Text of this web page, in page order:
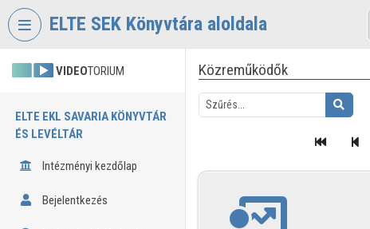
Fejléc kihagyása
ELTE SEK Könyvtára aloldala
VIDEOTORIUM
ELTE EKL SAVARIA KÖNYVTÁR
ÉS LEVÉLTÁR
Intézményi kezdőlap
Bejelentkezés
Közreműködők